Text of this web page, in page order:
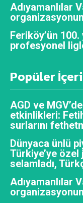
Adıyamanlılar
Feriköy’ün
profesyonel
Popüler
AGD ve
etkinlikleri:
surlarını
Dünyaca ünlü
Türkiye’ye
selamladı,
Adıyamanlılar